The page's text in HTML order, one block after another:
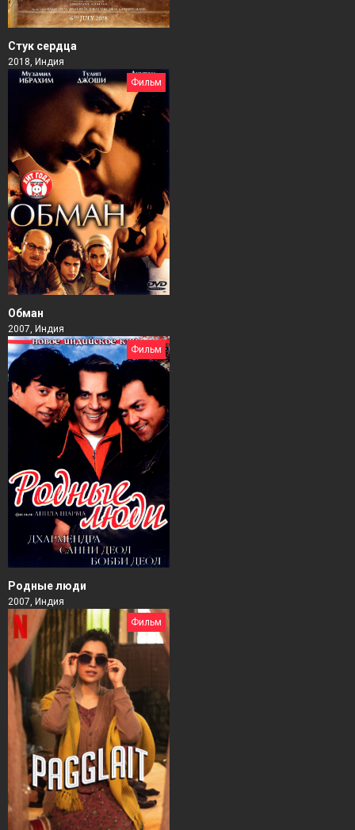
Стук сердца
2018, Индия
Фильм
Обман
2007, Индия
Фильм
Родные люди
2007, Индия
Фильм